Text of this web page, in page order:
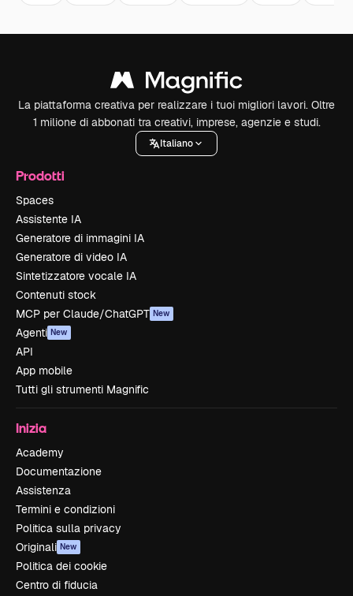
La piattaforma creativa per realizzare i tuoi migliori lavori. Oltre
1 milione di abbonati tra creativi, imprese, agenzie e studi.
Italiano
Prodotti
Spaces
Assistente IA
Generatore di immagini IA
Generatore di video IA
Sintetizzatore vocale IA
Contenuti stock
MCP per Claude/ChatGPT New
Agenti New
API
App mobile
Tutti gli strumenti Magnific
Inizia
Academy
Documentazione
Assistenza
Termini e condizioni
Politica sulla privacy
Originali New
Politica dei cookie
Centro di fiducia